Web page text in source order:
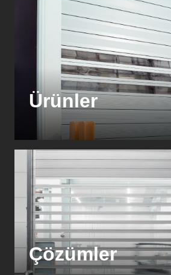
Ürünler
Çözümler